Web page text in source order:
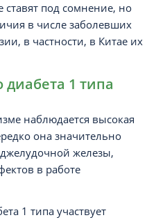
под сомнение, но
в числе заболевших
в частности, в Китае их
диабета 1 типа
наблюдается высокая
она значительно
железы,
в работе
1 типа участвует